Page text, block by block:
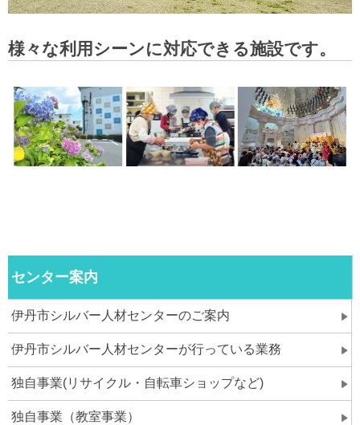
様々な利用シーンに対応できる施設です。
センター案内
伊丹市シルバー人材センターのご案内
伊丹市シルバー人材センターが行っている業務
独自事業(リサイクル・自転車ショップなど)
独自事業（教室事業）